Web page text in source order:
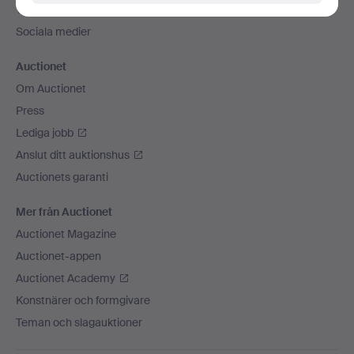
Vi skickar med
Sociala medier
Auctionet
Om Auctionet
Press
Lediga jobb
Anslut ditt auktionshus
Auctionets garanti
Mer från Auctionet
Auctionet Magazine
Auctionet-appen
Auctionet Academy
Konstnärer och formgivare
Teman och slagauktioner